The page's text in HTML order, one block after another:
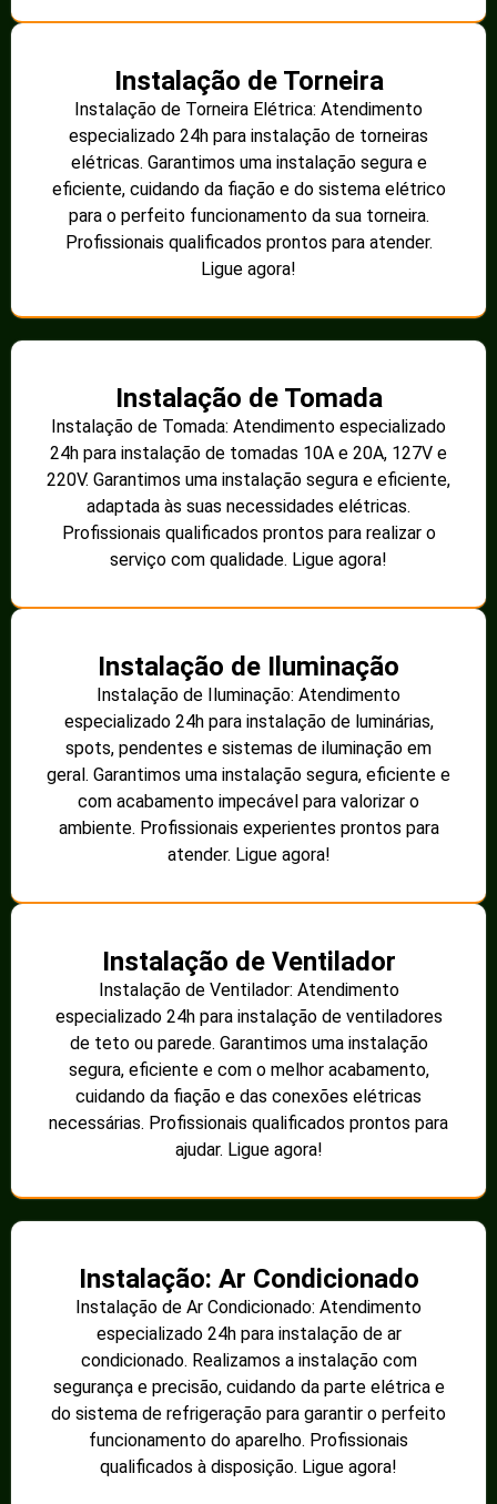
Instalação de Torneira
Instalação de Torneira Elétrica: Atendimento
especializado 24h para instalação de torneiras
elétricas. Garantimos uma instalação segura e
eficiente, cuidando da fiação e do sistema elétrico
para o perfeito funcionamento da sua torneira.
Profissionais qualificados prontos para atender.
Ligue agora!
Instalação de Tomada
Instalação de Tomada: Atendimento especializado
24h para instalação de tomadas 10A e 20A, 127V e
220V. Garantimos uma instalação segura e eficiente,
adaptada às suas necessidades elétricas.
Profissionais qualificados prontos para realizar o
serviço com qualidade. Ligue agora!
Instalação de Iluminação
Instalação de Iluminação: Atendimento
especializado 24h para instalação de luminárias,
spots, pendentes e sistemas de iluminação em
geral. Garantimos uma instalação segura, eficiente e
com acabamento impecável para valorizar o
ambiente. Profissionais experientes prontos para
atender. Ligue agora!
Instalação de Ventilador
Instalação de Ventilador: Atendimento
especializado 24h para instalação de ventiladores
de teto ou parede. Garantimos uma instalação
segura, eficiente e com o melhor acabamento,
cuidando da fiação e das conexões elétricas
necessárias. Profissionais qualificados prontos para
ajudar. Ligue agora!
Instalação: Ar Condicionado
Instalação de Ar Condicionado: Atendimento
especializado 24h para instalação de ar
condicionado. Realizamos a instalação com
segurança e precisão, cuidando da parte elétrica e
do sistema de refrigeração para garantir o perfeito
funcionamento do aparelho. Profissionais
qualificados à disposição. Ligue agora!